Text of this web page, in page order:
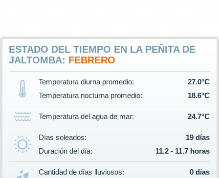
ESTADO DEL TIEMPO EN LA PEÑITA DE
JALTOMBA: FEBRERO
Temperatura diurna promedio:
27.0°C
Temperatura nocturna promedio:
18.6°C
Temperatura del agua de mar: 24.7°C
Días soleados:
19 días
Duración del día:
11.2 - 11.7 horas
Cantidad de días lluviosos:
0 días